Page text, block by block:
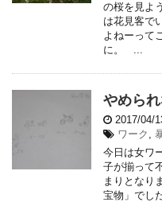
の桜を見よ
は花見客で
よねーって
に。 ...
やめら
2017/04/
ワーク ,
今日は女ワ
子が揃って
まりとなり
宝物」でし